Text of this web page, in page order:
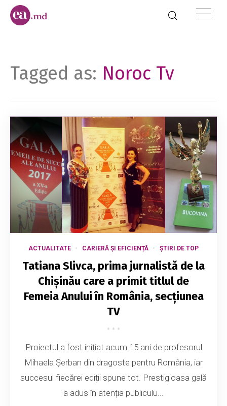
Tagged as: Noroc Tv
ACTUALITATE CARIERĂ ȘI EFICIENȚĂ ȘTIRI DE TOP
Tatiana Slivca, prima jurnalistă de la
Chișinău care a primit titlul de
Femeia Anului în România, secțiunea
TV
Proiectul a fost inițiat acum 15 ani de profesorul
Mihaela Șerban din dragoste pentru România, iar
succesul fiecărei ediții spune tot. Prestigioasa gală
a adus în atenția publiculu...